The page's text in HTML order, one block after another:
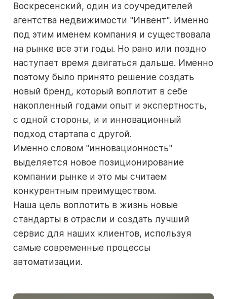
Воскресенский, один из соучредителей
агентства недвижимости "Инвент". Именно
под этим именем компания и существовала
на рынке все эти годы. Но рано или поздно
наступает время двигаться дальше. Именно
поэтому было принято решение создать
новый бренд, который воплотит в себе
накопленный годами опыт и экспертность,
с одной стороны, и и инновационный
подход стартапа с другой.
Именно словом "инновационность"
выделяется новое позиционирование
компании рынке и это мы считаем
конкурентным преимуществом.
Наша цель воплотить в жизнь новые
стандарты в отрасли и создать лучший
сервис для наших клиентов, используя
самые современные процессы
автоматизации.